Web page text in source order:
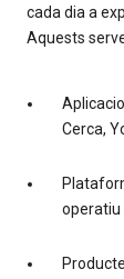
cada dia a
Aquests
Cerca,
operatiu